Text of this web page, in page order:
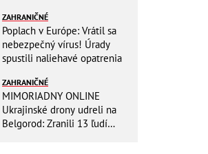
ZAHRANIČNÉ
Poplach v Európe: Vrátil sa
nebezpečný vírus! Úrady
spustili naliehavé opatrenia
ZAHRANIČNÉ
MIMORIADNY ONLINE
Ukrajinské drony udreli na
Belgorod: Zranili 13 ľudí